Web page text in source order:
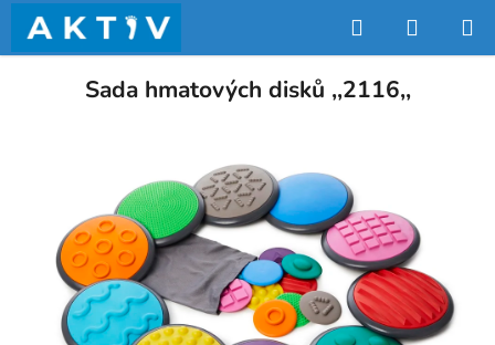
obsah
Hledat
KOŠÍK
Sada hmatových disků ,,2116,,